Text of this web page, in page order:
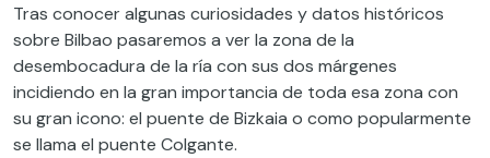
Tras conocer algunas curiosidades y datos históricos
sobre Bilbao pasaremos a ver la zona de la
desembocadura de la ría con sus dos márgenes
incidiendo en la gran importancia de toda esa zona con
su gran icono: el puente de Bizkaia o como popularmente
se llama el puente Colgante.